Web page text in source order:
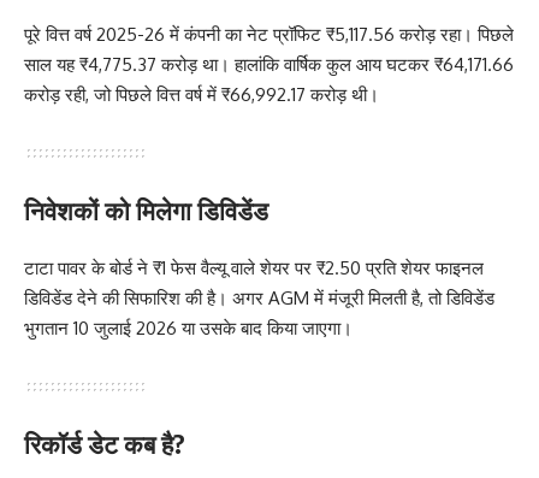
पूरे वित्त वर्ष 2025-26 में कंपनी का नेट प्रॉफिट ₹5,117.56 करोड़ रहा। पिछले
साल यह ₹4,775.37 करोड़ था। हालांकि वार्षिक कुल आय घटकर ₹64,171.66
करोड़ रही, जो पिछले वित्त वर्ष में ₹66,992.17 करोड़ थी।
निवेशकों को मिलेगा डिविडेंड
टाटा पावर के बोर्ड ने ₹1 फेस वैल्यू वाले शेयर पर ₹2.50 प्रति शेयर फाइनल
डिविडेंड देने की सिफारिश की है। अगर AGM में मंजूरी मिलती है, तो डिविडेंड
भुगतान 10 जुलाई 2026 या उसके बाद किया जाएगा।
रिकॉर्ड डेट कब है?